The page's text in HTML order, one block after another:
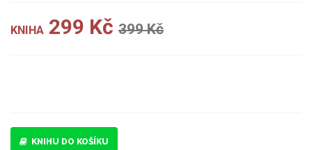
KNIHA 299 Kč 399 Kč
KNIHU DO KOŠÍKU